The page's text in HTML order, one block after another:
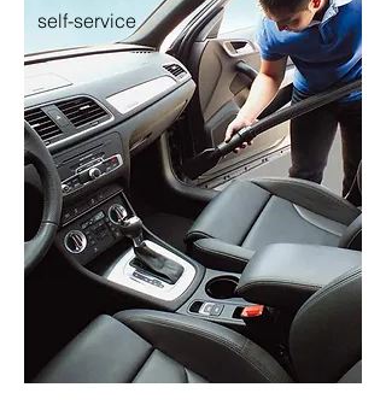
self-service